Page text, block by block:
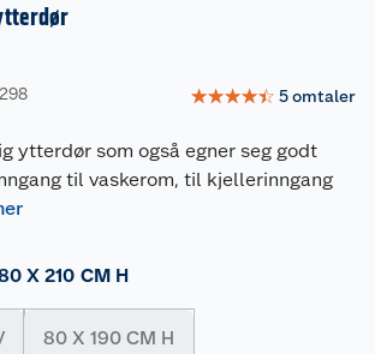
☆☆☆☆☆ 5omtaler
ytterdør som også egner seg godt
til vaskerom, til kjellerinngang
X 210 CM H
80 X 190 CM H